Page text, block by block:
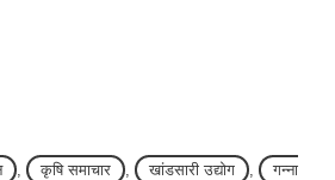
कृषि समाचार खांडसारी उद्योग गन्ना